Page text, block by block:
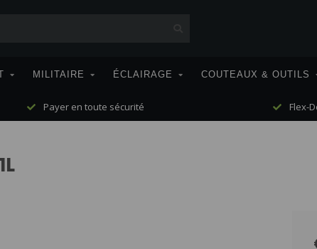
MILITAIRE ÉCLAIRAGE COUTEAUX & OUTILS
Payer en toute sécurité Flex-